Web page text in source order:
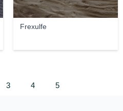
Frexulfe
3 4 5